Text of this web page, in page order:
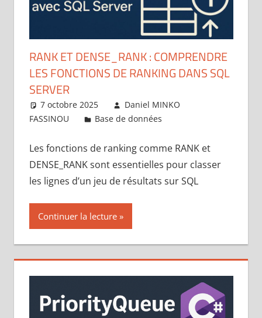
RANK ET DENSE_RANK : COMPRENDRE
LES FONCTIONS DE RANKING DANS SQL
SERVER
7 octobre 2025
Daniel MINKO
FASSINOU
Base de données
Les fonctions de ranking comme RANK et
DENSE_RANK sont essentielles pour classer
les lignes d’un jeu de résultats sur SQL
Continuer la lecture